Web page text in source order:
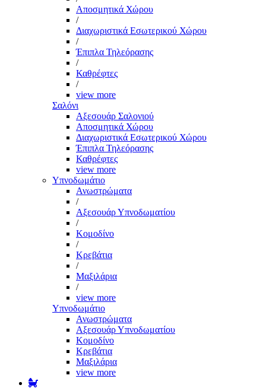
Αποσμητικά Χώρου
/
Διαχωριστικά Εσωτερικού Χώρου
/
Έπιπλα Τηλεόρασης
/
Καθρέφτες
/
view more
Σαλόνι
Αξεσουάρ Σαλονιού
Αποσμητικά Χώρου
Διαχωριστικά Εσωτερικού Χώρου
Έπιπλα Τηλεόρασης
Καθρέφτες
view more
Υπνοδωμάτιο
Ανωστρώματα
/
Αξεσουάρ Υπνοδωματίου
/
Κομοδίνο
/
Κρεβάτια
/
Μαξιλάρια
/
view more
Υπνοδωμάτιο
Ανωστρώματα
Αξεσουάρ Υπνοδωματίου
Κομοδίνο
Κρεβάτια
Μαξιλάρια
view more